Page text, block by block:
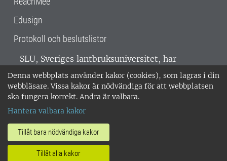
Denna webbplats använder kakor (cookies), som lagras i din
webbläsare. Vissa kakor är nödvändiga för att webbplatsen
ska fungera korrekt. Andra är valbara.
Hantera valbara kakor
Tillåt bara nödvändiga kakor
Tillåt alla kakor
Edusign
Protokoll och beslutslistor
SLU, Sveriges lantbruksuniversitet, har
verksamhet över hela Sverige. Huvudorter är
Alnarp, Uppsala och Umeå.SLU är
miljöcertifierat enligt ISO 14001. •
018-67 10 00 • Org nr: 202100-2817 •
Om SLU:s webbplatser
•Hantera kakor•Behandling av
personuppgifter